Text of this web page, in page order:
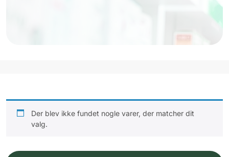
Der blev ikke fundet nogle varer, der matcher dit
valg.